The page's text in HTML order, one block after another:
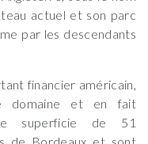
actuel et son parc
par les descendants
financier américain,
domaine et en fait
superficie de 51